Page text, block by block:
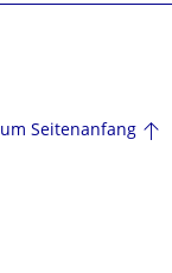
Seitenanfang